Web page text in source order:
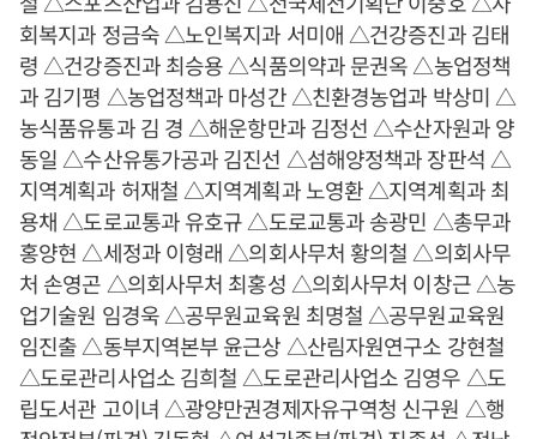
회복지과 정금숙 △노인복지과 서미애 △건강증진과 김태
령 △건강증진과 최승용 △식품의약과 문권옥 △농업정책
과 김기평 △농업정책과 마성간 △친환경농업과 박상미 △
농식품유통과 김 경 △해운항만과 김정선 △수산자원과 양
동일 △수산유통가공과 김진선 △섬해양정책과 장판석 △
지역계획과 허재철 △지역계획과 노영환 △지역계획과 최
용채 △도로교통과 유호규 △도로교통과 송광민 △총무과
홍양현 △세정과 이형래 △의회사무처 황의철 △의회사무
처 손영곤 △의회사무처 최홍성 △의회사무처 이창근 △농
업기술원 임경욱 △공무원교육원 최명철 △공무원교육원
임진출 △동부지역본부 윤근상 △산림자원연구소 강현철
△도로관리사업소 김희철 △도로관리사업소 김영우 △도
립도서관 고이녀 △광양만권경제자유구역청 신구원 △행